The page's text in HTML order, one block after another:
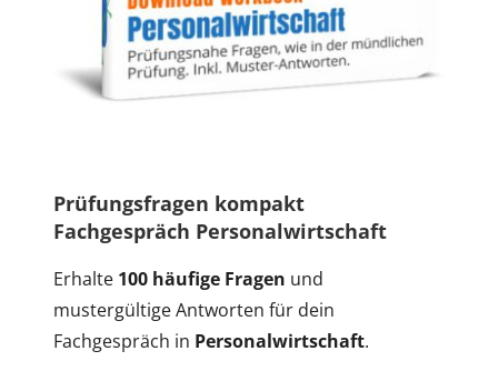
Prüfungsfragen kompakt
Fachgespräch Personalwirtschaft
Erhalte 100 häufige Fragen und
mustergültige Antworten für dein
Fachgespräch in Personalwirtschaft.